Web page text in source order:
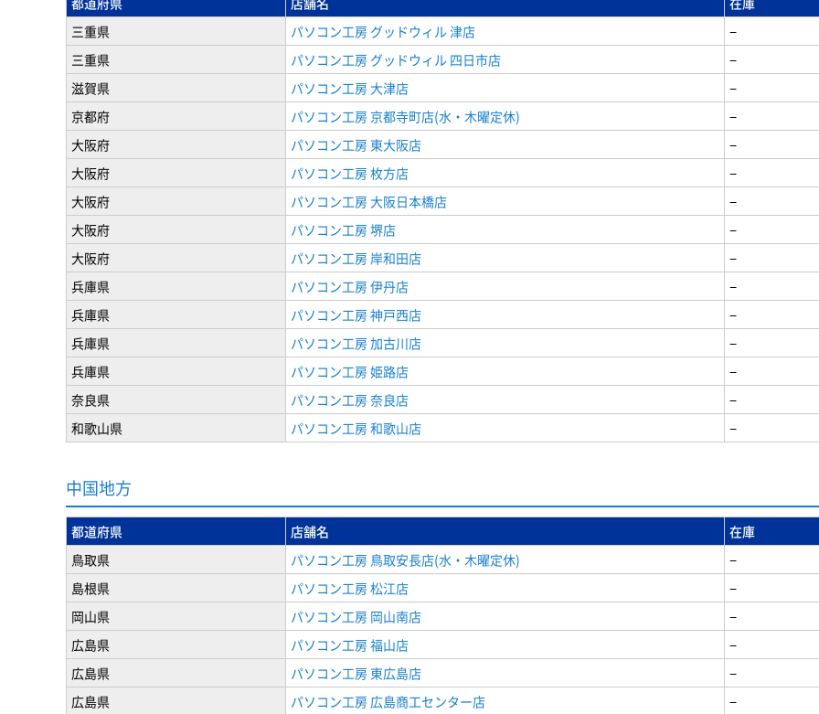
三重県
パソコン工房 グッドウィル 津店
−
三重県
パソコン工房 グッドウィル 四日市店
−
滋賀県
パソコン工房 大津店
−
京都府
パソコン工房 京都寺町店(水・木曜定休)
−
大阪府
パソコン工房 東大阪店
−
大阪府
パソコン工房 枚方店
−
大阪府
パソコン工房 大阪日本橋店
−
大阪府
パソコン工房 堺店
−
大阪府
パソコン工房 岸和田店
−
兵庫県
パソコン工房 伊丹店
−
兵庫県
パソコン工房 神戸西店
−
兵庫県
パソコン工房 加古川店
−
兵庫県
パソコン工房 姫路店
−
奈良県
パソコン工房 奈良店
−
和歌山県
パソコン工房 和歌山店 −
中国地方
都道府県 店舗名
在庫
鳥取県
パソコン工房 鳥取安長店(水・木曜定休)
−
島根県
パソコン工房 松江店
−
岡山県
パソコン工房 岡山南店
−
広島県
パソコン工房 福山店
−
広島県
パソコン工房 東広島店
−
広島県
パソコン工房 広島商工センター店
−